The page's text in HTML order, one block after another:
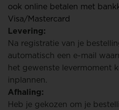
ook online betalen met
Visa/Mastercard
Levering:
Na registratie van je
automatisch een e-mail
het gewenste levermoment
inplannen.
Afhaling:
Heb je gekozen om je